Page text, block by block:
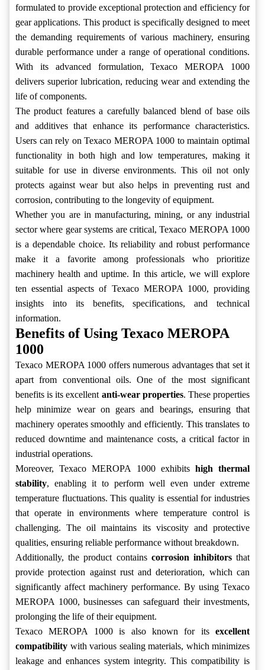
formulated to provide exceptional protection and efficiency for
gear applications. This product is specifically designed to meet
the demanding requirements of various machinery, ensuring
durable performance under a range of operational conditions.
With its advanced formulation, Texaco MEROPA 1000
delivers superior lubrication, reducing wear and extending the
life of components.
The product features a carefully balanced blend of base oils
and additives that enhance its performance characteristics.
Users can rely on Texaco MEROPA 1000 to maintain optimal
functionality in both high and low temperatures, making it
suitable for use in diverse environments. This oil not only
protects against wear but also helps in preventing rust and
corrosion, contributing to the longevity of equipment.
Whether you are in manufacturing, mining, or any industrial
sector where gear systems are critical, Texaco MEROPA 1000
is a dependable choice. Its reliability and robust performance
make it a favorite among professionals who prioritize
machinery health and uptime. In this article, we will explore
ten essential aspects of Texaco MEROPA 1000, providing
insights into its benefits, specifications, and technical
information.
Benefits of Using Texaco MEROPA
1000
Texaco MEROPA 1000 offers numerous advantages that set it
apart from conventional oils. One of the most significant
benefits is its excellent anti-wear properties. These properties
help minimize wear on gears and bearings, ensuring that
machinery operates smoothly and efficiently. This translates to
reduced downtime and maintenance costs, a critical factor in
industrial operations.
Moreover, Texaco MEROPA 1000 exhibits high thermal
stability, enabling it to perform well even under extreme
temperature fluctuations. This quality is essential for industries
that operate in environments where temperature control is
challenging. The oil maintains its viscosity and protective
qualities, ensuring reliable performance without breakdown.
Additionally, the product contains corrosion inhibitorsthat
provide protection against rust and deterioration, which can
significantly affect machinery performance. By using Texaco
MEROPA 1000, businesses can safeguard their investments,
prolonging the life of their equipment.
Texaco MEROPA 1000 is also known for its excellent
compatibility with various sealing materials, which minimizes
leakage and enhances system integrity. This compatibility is